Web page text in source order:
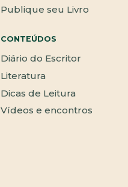
Publique seu Livro
CONTEÚDOS
Diário do Escritor
Literatura
Dicas de Leitura
Vídeos e encontros